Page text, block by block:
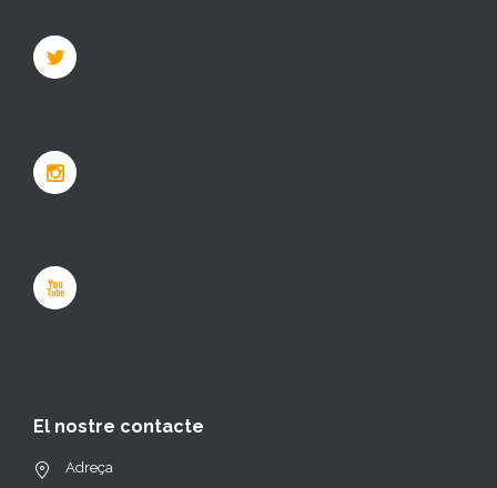
El nostre contacte
Adreça